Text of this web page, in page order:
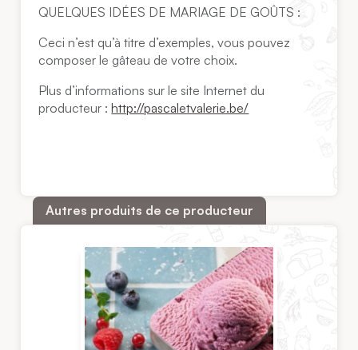
QUELQUES IDÉES DE MARIAGE DE GOÛTS :
Ceci n’est qu’à titre d’exemples, vous pouvez
composer le gâteau de votre choix.
Plus d’informations sur le site Internet du
producteur :http://pascaletvalerie.be/
Autres produits de ce producteur